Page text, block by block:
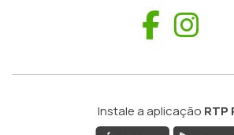
Instale a aplicação RTP